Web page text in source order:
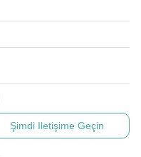
Şimdi Iletişime Geçin